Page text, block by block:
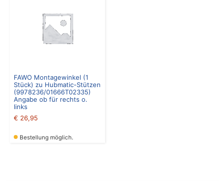
FAWO Montagewinkel (1
Stück) zu Hubmatic-Stützen
(9978236/01666T02335)
Angabe ob für rechts o.
links
€ 26,95
Bestellung möglich.